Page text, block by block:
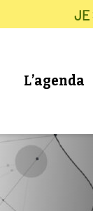
JE
L’agenda